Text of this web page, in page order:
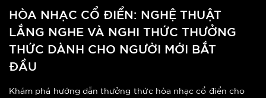
HÒA NHẠC CỔ ĐIỂN: NGHỆ THUẬT
LẮNG NGHE VÀ NGHI THỨC THƯỞNG
THỨC DÀNH CHO NGƯỜI MỚI BẮT
ĐẦU
Khám phá hướng dẫn thưởng thức hòa nhạc cổ điển cho